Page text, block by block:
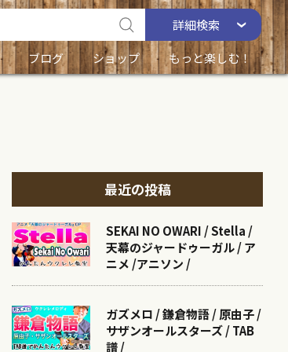
詳細検索
ブログ ショップ もっと楽しむ！
最近の投稿
SEKAI NO OWARI / Stella /
天幕のジャードゥーガル / ア
ニメ /アニソン /
ガズメロ / 鎌倉物語 / 原由子 /
サザンオールスターズ / TAB
譜 /